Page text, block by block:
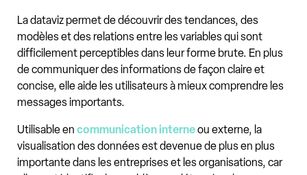
La dataviz permet de découvrir des tendances, des
modèles et des relations entre les variables qui sont
difficilement perceptibles dans leur forme brute. En plus
de communiquer des informations de façon claire et
concise, elle aide les utilisateurs à mieux comprendre les
messages importants.
Utilisable en communication interneou externe, la
visualisation des données est devenue de plus en plus
importante dans les entreprises et les organisations, car